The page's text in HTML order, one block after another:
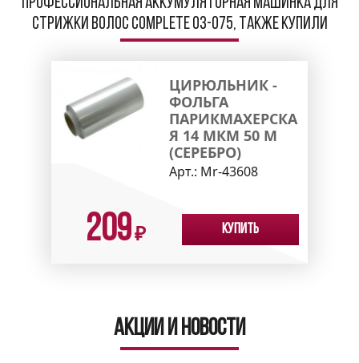
стрижки волос COMPLETE 03-075, также купили
ЦИРЮЛЬНИК -
ФОЛЬГА
ПАРИКМАХЕРСКА
Я 14 МКМ 50 М
(СЕРЕБРО)
Арт.: Mr-43608
209₽ Купить
Акции и новости